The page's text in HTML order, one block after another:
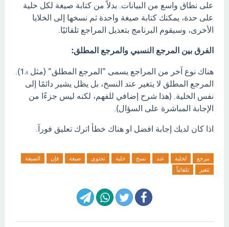
على نطاق واسع من البيانات. بدلاً من كتابة صيغة لكل خلية
على حدة، يمكنك كتابة صيغة واحدة ثم نسخها إلى الخلايا
الأخرى، وسيقوم البرنامج بتعديل المراجع تلقائيًا.
الفرق بين المرجع النسبي والمرجع المطلق:
هناك نوع آخر من المراجع يسمى "المرجع المطلق" (مثل A
1).
المرجع المطلق لا يتغير عند النسخ، بل يظل يشير دائمًا إلى
نفس الخلية. (هذا شرح إضافي للفهم، لكنه ليس جزءًا من
الإجابة المباشرة على السؤال).
اذا كان لديك إجابة افضل او هناك خطأ اترك تعليق فورآ.
مرجع لخلية عند نسخ خلية تحتوي صيغة فإن
الصيغة
تتغير
تلقائياً